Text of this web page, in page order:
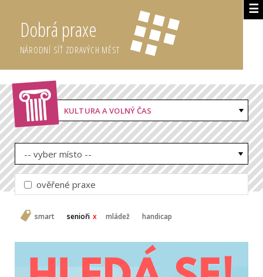
☰
Dobrá praxe
NÁRODNÍ SÍŤ ZDRAVÝCH MĚST
KULTURA A VOLNÝ ČAS
-- vyber místo --
ověřené praxe
smart senioři mládež handicap